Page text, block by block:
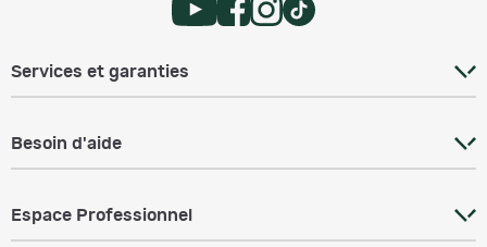
Services et garanties
Besoin d'aide
Espace Professionnel